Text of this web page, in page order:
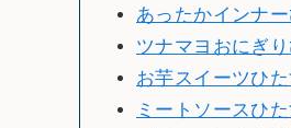
あったかインナ
ツナマヨおにぎ
お芋スイーツひ
ミートソースひ